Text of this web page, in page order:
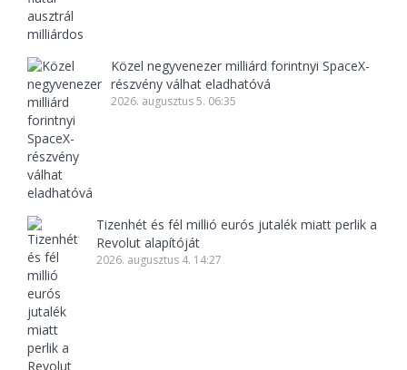
Közel negyvenezer milliárd forintnyi SpaceX-
részvény válhat eladhatóvá
2026. augusztus 5. 06:35
Tizenhét és fél millió eurós jutalék miatt perlik a
Revolut alapítóját
2026. augusztus 4. 14:27